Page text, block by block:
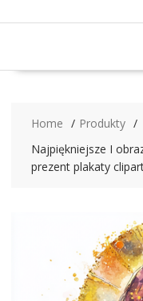
Home
Produkty
Najpiękniejsze I
prezent plakaty